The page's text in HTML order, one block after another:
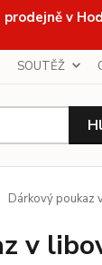
v
SOUTĚŽ
Dárkový poukaz
v